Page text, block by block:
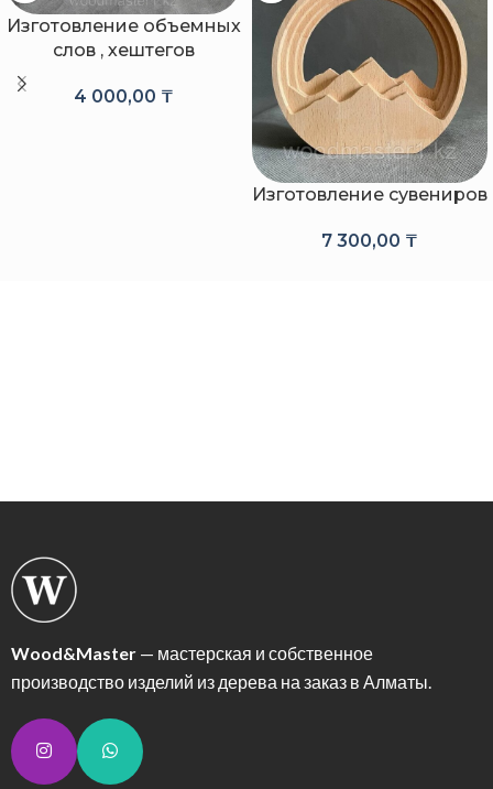
Изготовление объемных
слов , хештегов
4 000,00 ₸
Изготовление сувениров
7 300,00 ₸
Wood&Master — мастерская и собственное
производство изделий из дерева на заказ в Алматы.